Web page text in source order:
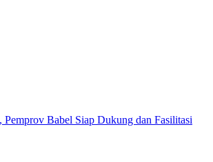
Pemprov Babel Siap Dukung dan Fasilitasi